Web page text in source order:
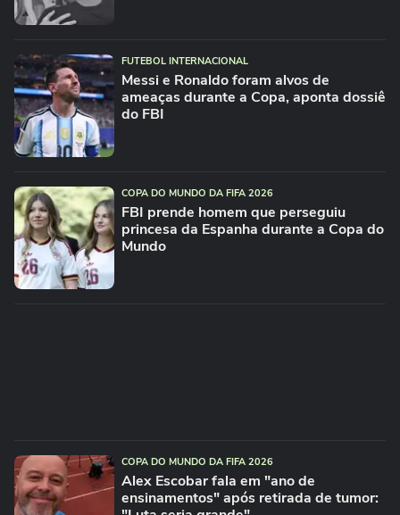
FUTEBOL INTERNACIONAL
Messi e Ronaldo foram alvos de
ameaças durante a Copa, aponta dossiê
do FBI
COPA DO MUNDO DA FIFA 2026
FBI prende homem que perseguiu
princesa da Espanha durante a Copa do
Mundo
COPA DO MUNDO DA FIFA 2026
Alex Escobar fala em "ano de
ensinamentos" após retirada de tumor: